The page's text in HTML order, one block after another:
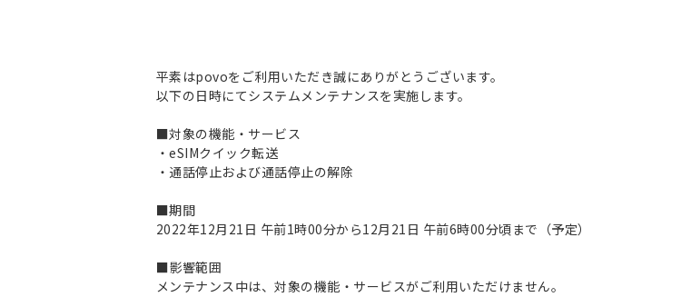
平素はpovoをご利用いただき誠にありがとうございます。
以下の日時にてシステムメンテナンスを実施します。
■対象の機能・サービス
・eSIMクイック転送
・通話停止および通話停止の解除
■期間
2022年12月21日 午前1時00分から12月21日 午前6時00分頃まで（予定）
■影響範囲
メンテナンス中は、対象の機能・サービスがご利用いただけません。